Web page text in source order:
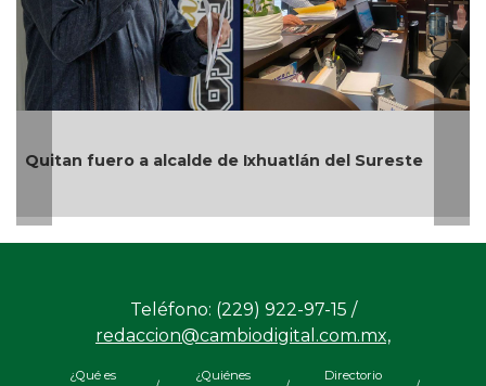
a alcalde de Ixhuatlán del Sureste
por
Teléfono: (229) 922-97-15 /
redaccion@cambiodigital.com.mx,
¿Qué es
¿Quiénes
Directorio